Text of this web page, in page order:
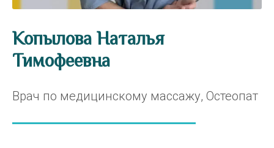
Копылова Наталья
Тимофеевна
Врач по медицинскому массажу, Остеопат